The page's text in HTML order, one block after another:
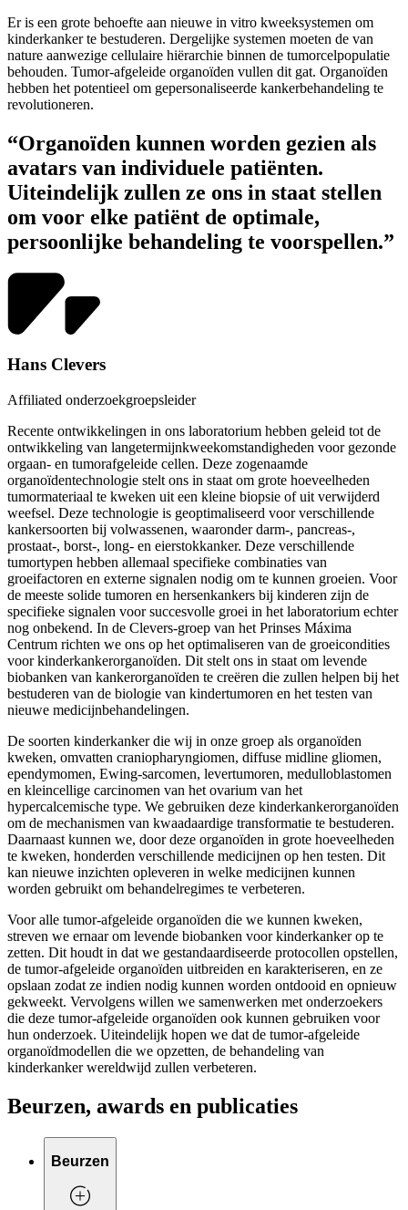
Er is een grote behoefte aan nieuwe in vitro kweeksystemen om
kinderkanker te bestuderen. Dergelijke systemen moeten de van
nature aanwezige cellulaire hiërarchie binnen de tumorcelpopulatie
behouden. Tumor-afgeleide organoïden vullen dit gat. Organoïden
hebben het potentieel om gepersonaliseerde kankerbehandeling te
revolutioneren.
“Organoïden kunnen worden gezien als
avatars van individuele patiënten.
Uiteindelijk zullen ze ons in staat stellen
om voor elke patiënt de optimale,
persoonlijke behandeling te voorspellen.”
Hans Clevers
Affiliated onderzoekgroepsleider
Recente ontwikkelingen in ons laboratorium hebben geleid tot de
ontwikkeling van langetermijnkweekomstandigheden voor gezonde
orgaan- en tumorafgeleide cellen. Deze zogenaamde
organoïdentechnologie stelt ons in staat om grote hoeveelheden
tumormateriaal te kweken uit een kleine biopsie of uit verwijderd
weefsel. Deze technologie is geoptimaliseerd voor verschillende
kankersoorten bij volwassenen, waaronder darm-, pancreas-,
prostaat-, borst-, long- en eierstokkanker. Deze verschillende
tumortypen hebben allemaal specifieke combinaties van
groeifactoren en externe signalen nodig om te kunnen groeien. Voor
de meeste solide tumoren en hersenkankers bij kinderen zijn de
specifieke signalen voor succesvolle groei in het laboratorium echter
nog onbekend. In de Clevers-groep van het Prinses Máxima
Centrum richten we ons op het optimaliseren van de groeicondities
voor kinderkankerorganoïden. Dit stelt ons in staat om levende
biobanken van kankerorganoïden te creëren die zullen helpen bij het
bestuderen van de biologie van kindertumoren en het testen van
nieuwe medicijnbehandelingen.
De soorten kinderkanker die wij in onze groep als organoïden
kweken, omvatten craniopharyngiomen, diffuse midline gliomen,
ependymomen, Ewing-sarcomen, levertumoren, medulloblastomen
en kleincellige carcinomen van het ovarium van het
hypercalcemische type. We gebruiken deze kinderkankerorganoïden
om de mechanismen van kwaadaardige transformatie te bestuderen.
Daarnaast kunnen we, door deze organoïden in grote hoeveelheden
te kweken, honderden verschillende medicijnen op hen testen. Dit
kan nieuwe inzichten opleveren in welke medicijnen kunnen
worden gebruikt om behandelregimes te verbeteren.
Voor alle tumor-afgeleide organoïden die we kunnen kweken,
streven we ernaar om levende biobanken voor kinderkanker op te
zetten. Dit houdt in dat we gestandaardiseerde protocollen opstellen,
de tumor-afgeleide organoïden uitbreiden en karakteriseren, en ze
opslaan zodat ze indien nodig kunnen worden ontdooid en opnieuw
gekweekt. Vervolgens willen we samenwerken met onderzoekers
die deze tumor-afgeleide organoïden ook kunnen gebruiken voor
hun onderzoek. Uiteindelijk hopen we dat de tumor-afgeleide
organoïdmodellen die we opzetten, de behandeling van
kinderkanker wereldwijd zullen verbeteren.
Beurzen, awards en publicaties
Beurzen